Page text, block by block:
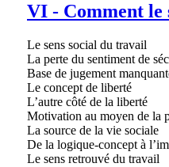
VI - Comment le
Le sens social du travail
La perte du sentiment de
Base de jugement
Le concept de liberté
L’autre côté de la liberté
Motivation au moyen de la
La source de la vie sociale
De la logique-concept à
Le sens retrouvé du travail